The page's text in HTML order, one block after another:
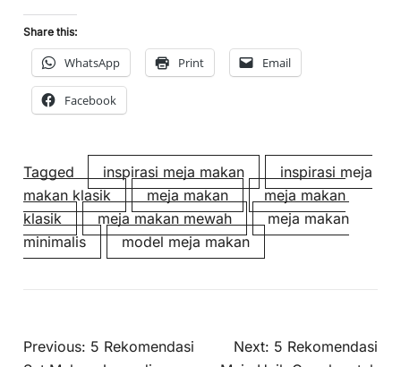
Share this:
WhatsApp Print Email
Facebook
Tagged inspirasi meja makan
inspirasi meja
makan klasik
meja makan
meja makan
klasik
meja makan mewah
meja makan
minimalis
model meja makan
Previous: 5 Rekomendasi
Next: 5 Rekomendasi